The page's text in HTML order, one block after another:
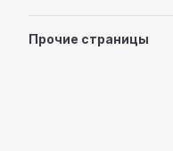
Прочие страницы